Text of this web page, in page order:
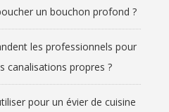
un bouchon profond ?
les professionnels pour
canalisations propres ?
pour un évier de cuisine